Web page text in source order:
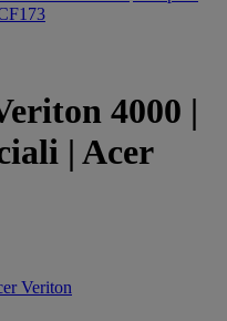
4000 |
| Acer
Veriton